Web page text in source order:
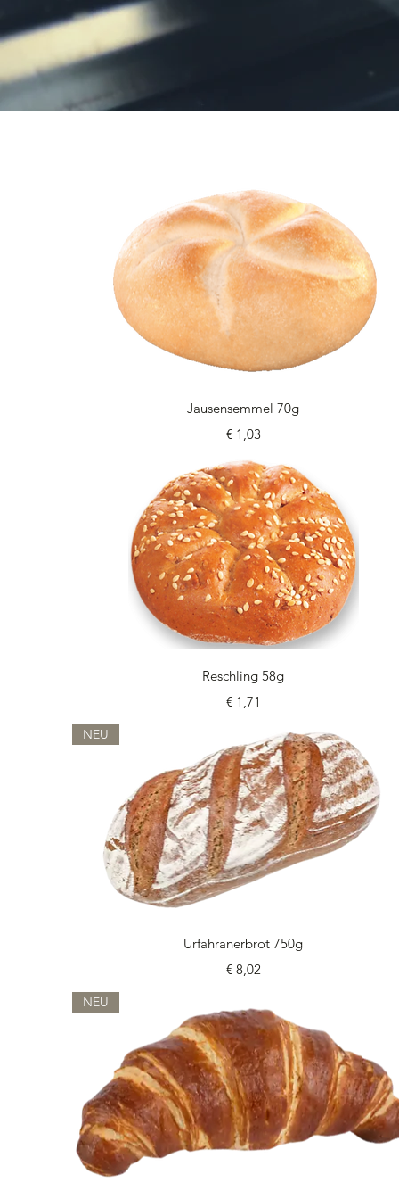
Schnellansicht
Jausensemmel 70g
Preis
€ 1,03
Schnellansicht
Reschling 58g
Preis
€ 1,71
Schnellansicht
NEU
Urfahranerbrot 750g
Preis
€ 8,02
NEU